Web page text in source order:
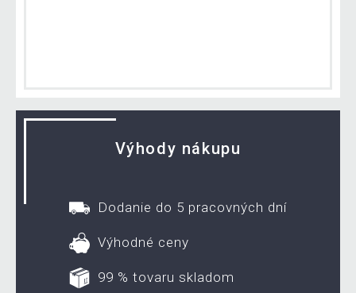
Výhody nákupu
Dodanie do 5 pracovných dní
Výhodné ceny
99 % tovaru skladom